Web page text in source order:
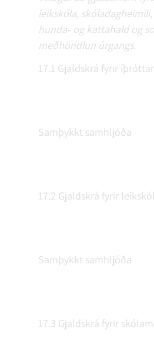
leikskóla,
hunda- og kattahald og
meðhöndlun úrgangs.
17.1 Gjaldskrá fyrir
Samþykkt samhljóða
17.2 Gjaldskrá fyrir
Samþykkt samhljóða
17.3 Gjaldskrá fyrir